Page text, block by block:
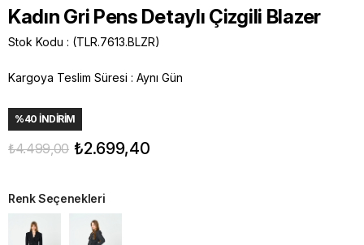
Kadın Gri Pens Detaylı Çizgili Blazer
Stok Kodu (TLR.7613.BLZR)
Kargoya Teslim Süresi : Aynı Gün
%40 İNDIRIM
₺4.499,00 ₺2.699,40
Renk Seçenekleri